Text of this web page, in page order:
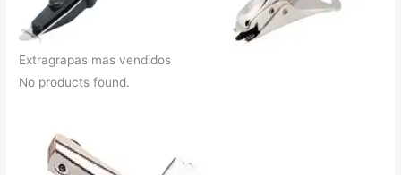
Extragrapas mas vendidos
No products found.